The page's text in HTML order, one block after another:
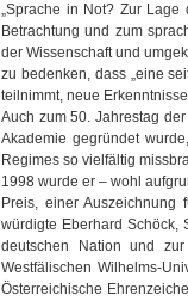
„Sprache in Not? Zur
Betrachtung und zum
der Wissenschaft und
zu bedenken, dass „eine
teilnimmt, neue
Auch zum 50. Jahrestag
Akademie gegründet
Regimes so vielfältig
1998 wurde er – wohl
Preis, einer
würdigte Eberhard Schöck,
deutschen Nation und
Westfälischen Wilhelms-
Österreichische